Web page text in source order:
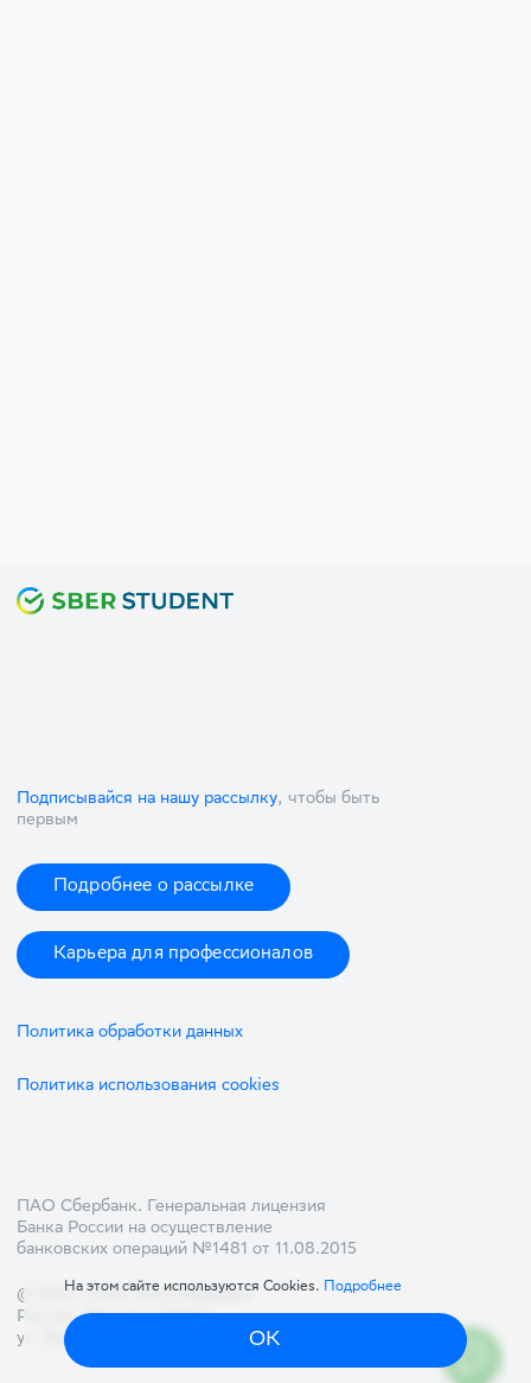
На этом сайте используются Cookies. Подробнее
ОК
Подписывайся на нашу рассылку, чтобы быть
первым
Подробнее о рассылке
Карьера для профессионалов
Политика обработки данных
Политика использования cookies
ПАО Сбербанк. Генеральная лицензия
Банка России на осуществление
банковских операций №1481 от 11.08.2015
© 1997—2026 ПАО Сбербанк.
Россия, Москва, 117997,
ул. Вавилова, д. 19,